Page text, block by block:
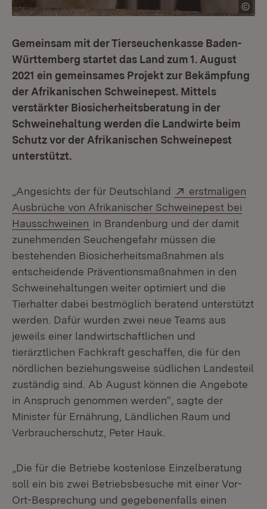
Gemeinsam mit der Tierseuchenkasse Baden-
Württemberg startet das Land zum 1. August
2021 ein gemeinsames Projekt zur Bekämpfung
der Afrikanischen Schweinepest. Mittels
verstärkter Biosicherheitsberatung in der
Schweinehaltung werden die Landwirte beim
Schutz vor der Afrikanischen Schweinepest
unterstützt.
„Angesichts der für Deutschland Extern:
erstmaligen
Ausbrüche von Afrikanischer Schweinepest bei
Hausschweinen (Öffnet in neuem Fenster)
in Brandenburg und der damit
zunehmenden Seuchengefahr müssen die
bestehenden Biosicherheitsmaßnahmen als
entscheidende Präventionsmaßnahmen in den
Schweinehaltungen weiter optimiert und die
Tierhalter dabei bestmöglich beratend unterstützt
werden. Dafür wurden zwei neue Teams aus
jeweils einer landwirtschaftlichen und
tierärztlichen Fachkraft geschaffen, die für den
nördlichen beziehungsweise südlichen Landesteil
zuständig sind. Ab August können die Angebote
in Anspruch genommen werden“, sagte der
Minister für Ernährung, Ländlichen Raum und
Verbraucherschutz, Peter Hauk.
„Die für die Betriebe kostenlose Einzelberatung
soll ein bis zwei Betriebsbesuche mit einer Vor-
Ort-Besprechung und gegebenenfalls einen